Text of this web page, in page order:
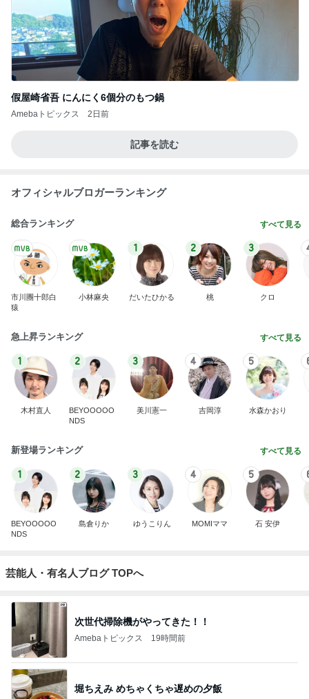
假屋崎省吾 にんにく6個分のもつ鍋
Amebaトピックス 2日前
記事を読む
オフィシャルブロガーランキング
総合ランキング すべて見る
市川團十郎白
猿
小林麻央
1
だいたひかる
2
桃
3
クロ
急上昇ランキング すべて見る
1
木村直人
2
BEYOOOOO
NDS
3
美川憲一
4
吉岡淳
5
水森かおり
新登場ランキング すべて見る
1
BEYOOOOO
NDS
2
島倉りか
3
ゆうこりん
4
MOMIママ
5
石 安伊
芸能人・有名人ブログ TOPへ
次世代掃除機がやってきた！！
Amebaトピックス 19時間前
堀ちえみ めちゃくちゃ遅めの夕飯